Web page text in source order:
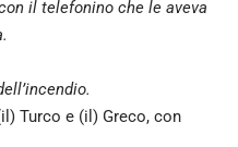
il telefonino che le aveva
Turco e (il) Greco, con